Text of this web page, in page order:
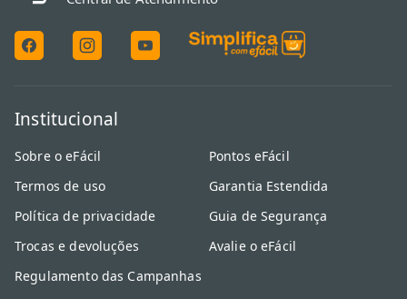
Institucional
Sobre o eFácil
Termos de uso
Política de privacidade
Trocas e devoluções
Regulamento das Campanhas
Pontos eFácil
Garantia Estendida
Guia de Segurança
Avalie o eFácil